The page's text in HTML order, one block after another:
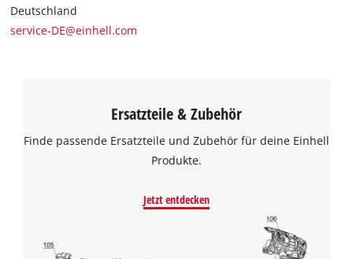
Deutschland
service-DE@einhell.com
Ersatzteile & Zubehör
Finde passende Ersatzteile und Zubehör für deine Einhell
Produkte.
Jetzt entdecken